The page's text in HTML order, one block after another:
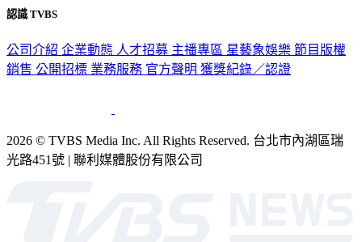
認識 TVBS
公司介紹 企業動態 人才招募 主播專區 星藝象娛樂 節目版權
銷售 公開招標 業務服務 官方聲明 獲獎紀錄／認證
2026 © TVBS Media Inc. All Rights Reserved. 台北市內湖區瑞
光路451號 | 聯利媒體股份有限公司